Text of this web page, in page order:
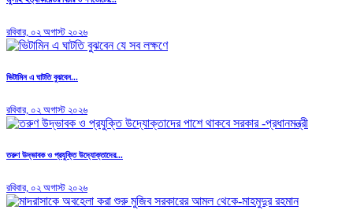
রবিবার, ০২ অগাস্ট ২০২৬
ভিটামিন এ ঘাটতি বুঝবেন...
রবিবার, ০২ অগাস্ট ২০২৬
তরুণ উদ্ভাবক ও প্রযুক্তি উদ্যোক্তাদের...
রবিবার, ০২ অগাস্ট ২০২৬